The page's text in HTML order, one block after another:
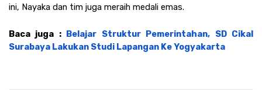
ini, Nayaka dan tim juga meraih medali emas.
Baca juga : Belajar Struktur Pemerintahan, SD Cikal
Surabaya Lakukan Studi Lapangan Ke Yogyakarta